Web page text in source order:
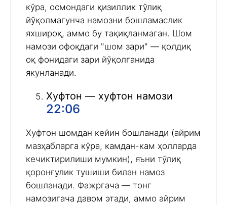
кўра, осмондаги қизиллик тўлиқ
йўқолмагунча намозни бошламаслик
яхшироқ, аммо бу тақиқланмаган. Шом
намози офоқдаги "шом зари" — қолдиқ
оқ фонидаги зари йўқолганида
якунланади.
Хуфтон — хуфтон намози
22:06
Хуфтон шомдан кейин бошланади (айрим
мазҳабларга кўра, камдан-кам ҳолларда
кечиктирилиши мумкин), яъни тўлиқ
қоронғулик тушиши билан намоз
бошланади. Фажргача — тонг
намозигача давом этади, аммо айрим